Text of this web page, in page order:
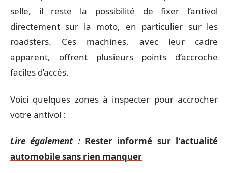
selle, il reste la possibilité de fixer l’antivol
directement sur la moto, en particulier sur les
roadsters. Ces machines, avec leur cadre
apparent, offrent plusieurs points d’accroche
faciles d’accès.
Voici quelques zones à inspecter pour accrocher
votre antivol :
Lire également : Rester informé sur l'actualité
automobile sans rien manquer